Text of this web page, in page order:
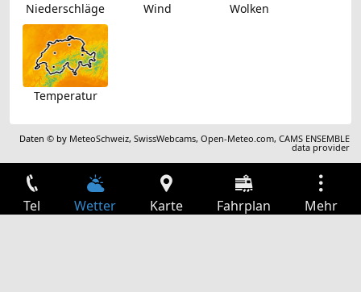
Niederschläge Wind Wolken
Temperatur
Daten © by MeteoSchweiz,SwissWebcams,Open-Meteo.com,CAMS ENSEMBLE
data provider
Tel Wetter Karte Fahrplan Mehr